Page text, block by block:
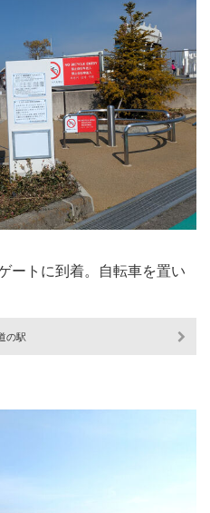
ートに到着。自転車を置い
の駅